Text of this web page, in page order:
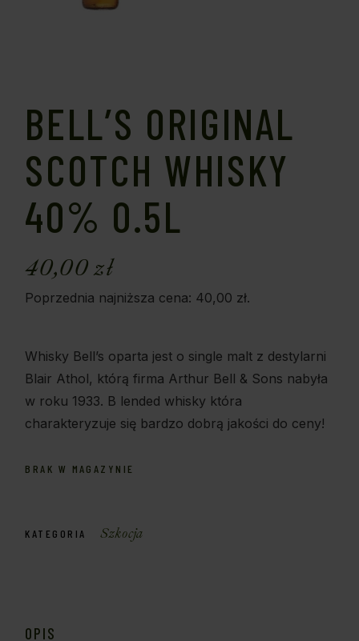
BELL’S ORIGINAL
SCOTCH WHISKY
40% 0.5L
40,00zł
Poprzednia najniższa cena: 40,00 zł.
Whisky Bell’s oparta jest o single malt z destylarni
Blair Athol, którą firma Arthur Bell & Sons nabyła
w roku 1933. B lended whisky która
charakteryzuje się bardzo dobrą jakości do ceny!
BRAK W MAGAZYNIE
KATEGORIA Szkocja
OPIS